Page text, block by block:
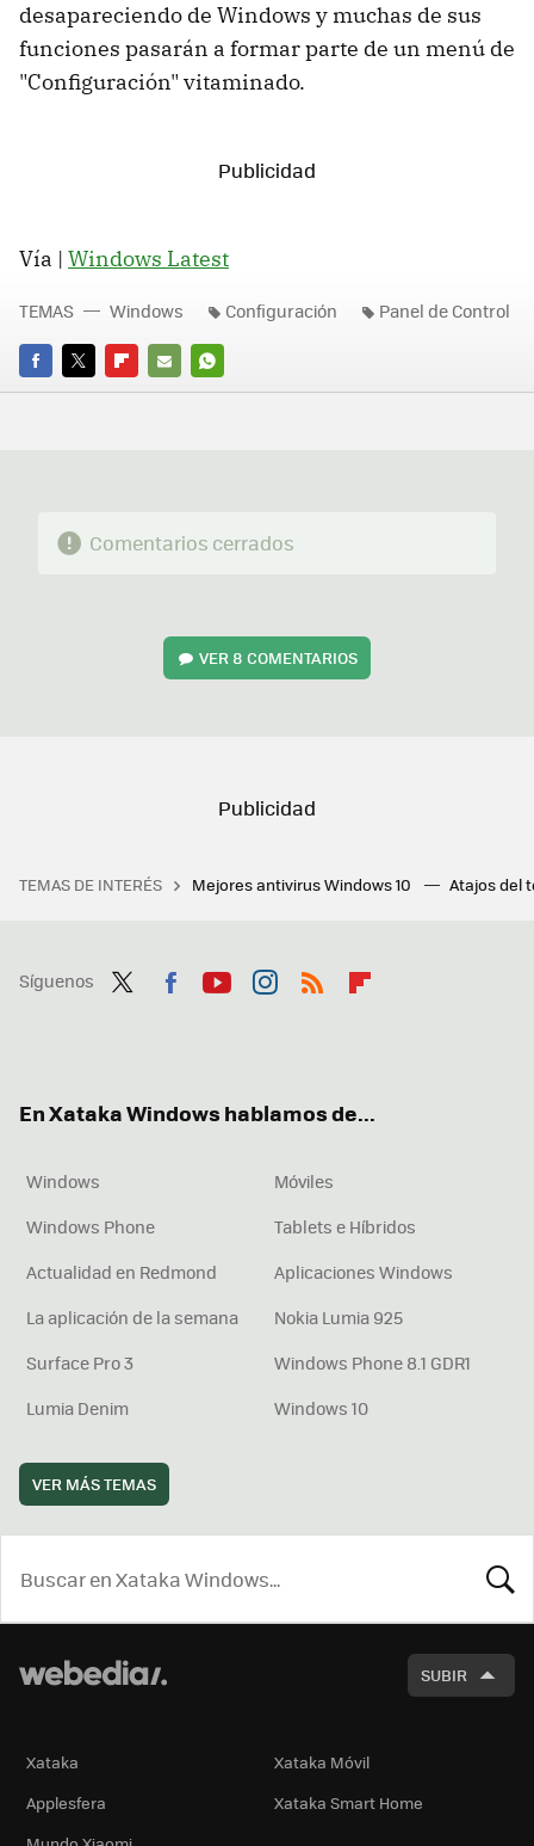
desapareciendo de Windows y muchas de sus
funciones pasarán a formar parte de un menú de
"Configuración" vitaminado.
Vía | Windows Latest
FACEBOOK
TWITTERFLIPBOARD
E-
WHATSAPP
TEMAS Windows Configuración Panel de Control
Comentarios cerrados
VER8 COMENTARIOS
TEMAS DE INTERÉS Mejores antivirus Windows 10 Atajos del
Síguenos
En Xataka Windows hablamos de...
Windows
Móviles
Windows Phone
Tablets e Híbridos
Actualidad en Redmond
Aplicaciones Windows
La aplicación de la semana
Nokia Lumia 925
Surface Pro 3
Windows Phone 8.1 GDR1
Lumia Denim
Windows 10
VER MÁS TEMAS
SUBIR
Xataka
Xataka Móvil
Applesfera
Xataka Smart Home